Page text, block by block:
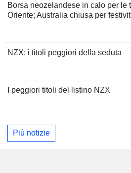
Borsa neozelandese in calo per le
Oriente; Australia chiusa per
NZX: i titoli peggiori della seduta
I peggiori titoli del listino NZX
Più notizie